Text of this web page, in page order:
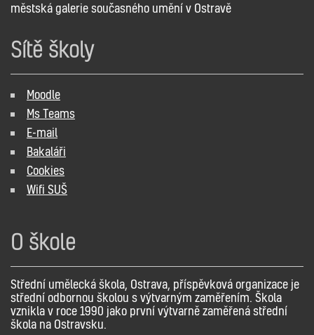
městská galerie současného umění v Ostravě
Sítě školy
Moodle
Ms Teams
E-mail
Bakaláři
Cookies
Wifi SUŠ
O škole
Střední umělecká škola, Ostrava, příspěvková organizace je
střední odbornou školou s výtvarným zaměřením. Škola
vznikla v roce 1990 jako první výtvarně zaměřená střední
škola na Ostravsku.